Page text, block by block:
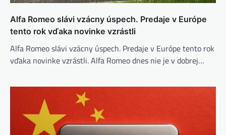
Alfa Romeo slávi vzácny úspech. Predaje v Európe
tento rok vďaka novinke vzrástli
Alfa Romeo slávi vzácny úspech. Predaje v Európe tento rok
vďaka novinke vzrástli. Alfa Romeo dnes nie je v dobrej…